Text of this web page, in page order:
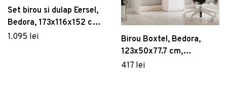
Set birou si dulap Eersel,
Bedora, 173x116x152 cm,
PAL/plastic, sonoma/alb
1.095 lei
Birou Boxtel, Bedora,
123x50x77.7 cm,
PAL/plastic, stejar/alb
417 lei